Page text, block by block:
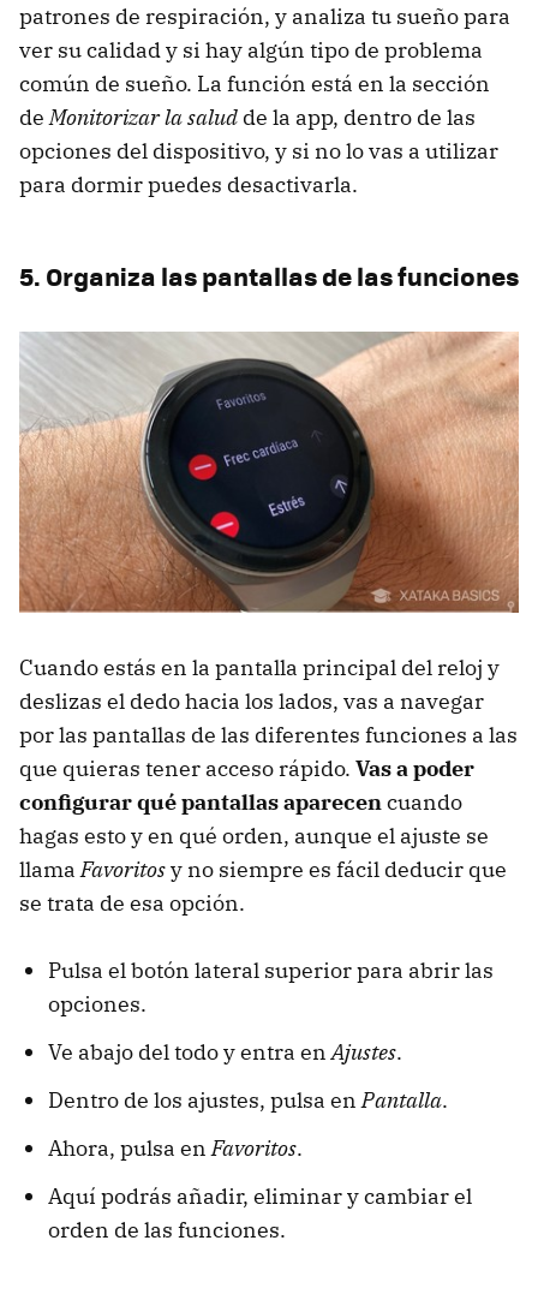
patrones de respiración, y analiza tu sueño para
ver su calidad y si hay algún tipo de problema
común de sueño. La función está en la sección
deMonitorizar la salud de la app, dentro de las
opciones del dispositivo, y si no lo vas a utilizar
para dormir puedes desactivarla.
5. Organiza las pantallas de las funciones
Cuando estás en la pantalla principal del reloj y
deslizas el dedo hacia los lados, vas a navegar
por las pantallas de las diferentes funciones a las
que quieras tener acceso rápido. Vas a poder
configurar qué pantallas aparecencuando
hagas esto y en qué orden, aunque el ajuste se
llamaFavoritosy no siempre es fácil deducir que
se trata de esa opción.
Pulsa el botón lateral superior para abrir las
opciones.
Ve abajo del todo y entra enAjustes.
Dentro de los ajustes, pulsa enPantalla.
Ahora, pulsa enFavoritos.
Aquí podrás añadir, eliminar y cambiar el
orden de las funciones.